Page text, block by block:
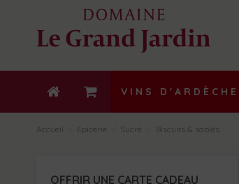
VINS D'ARDÈCHE
Accueil Epicerie Sucré Biscuits & sablés
OFFRIR UNE CARTE CADEAU